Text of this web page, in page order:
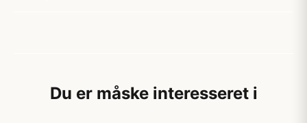
Du er måske interesseret i